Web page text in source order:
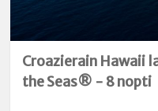
Croazierain Hawaii
the Seas® - 8 nopti